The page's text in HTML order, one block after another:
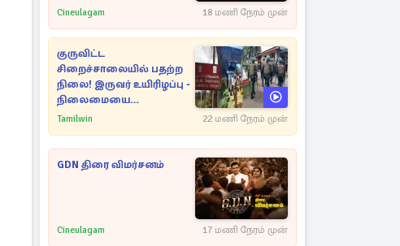
Cineulagam 18 மணி நேரம் முன்
குருவிட்ட
சிறைச்சாலையில் பதற்ற
நிலை! இருவர் உயிரிழப்பு -
நிலைமையை
கட்டுப்படுத்த பொலிஸார்
Tamilwin 22 மணி நேரம் முன்
GDN திரை விமர்சனம்
Cineulagam 17 மணி நேரம் முன்